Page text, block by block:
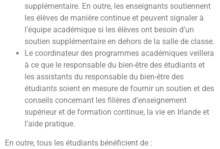
supplémentaire. En outre, les enseignants soutiennent
les élèves de manière continue et peuvent signaler à
l’équipe académique si les élèves ont besoin d’un
soutien supplémentaire en dehors de la salle de classe.
Le coordinateur des programmes académiques veillera
à ce que le responsable du bien-être des étudiants et
les assistants du responsable du bien-être des
étudiants soient en mesure de fournir un soutien et des
conseils concernant les filières d’enseignement
supérieur et de formation continue, la vie en Irlande et
l’aide pratique.
En outre, tous les étudiants bénéficient de :